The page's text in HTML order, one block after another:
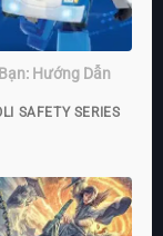
Hướng Dẫn
SAFETY SERIES